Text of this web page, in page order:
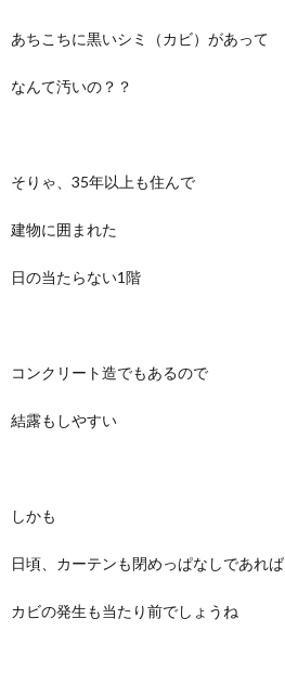
あちこちに黒いシミ（カビ）があって
なんて汚いの？？
そりゃ、35年以上も住んで
建物に囲まれた
日の当たらない1階
コンクリート造でもあるので
結露もしやすい
しかも
日頃、カーテンも閉めっぱなしであれば
カビの発生も当たり前でしょうね